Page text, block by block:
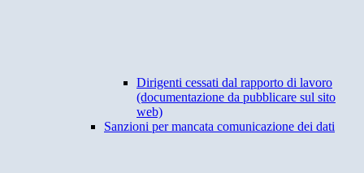
Dirigenti cessati dal rapporto di lavoro
(documentazione da pubblicare sul sito
web)
Sanzioni per mancata comunicazione dei dati